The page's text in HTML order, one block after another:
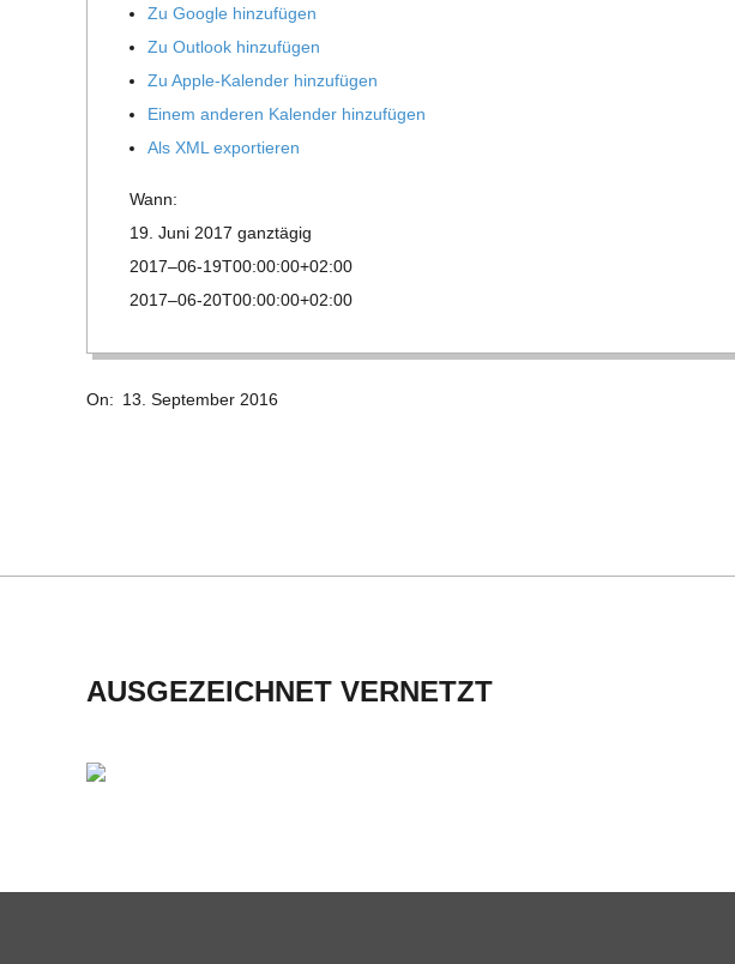
G
O
D
S
I
D
-
Zu Google hinzufügen
Zu Out­look hinzufügen
Zu Apple-Kalen­der hinzufügen
Einem ande­ren Kalen­der hinzufügen
Als XML exportieren
Wann:
19. Juni 2017 ganz­tä­gig
2017–06-19T00:00:00+02:00
2017–06-20T00:00:00+02:00
09-
On: 13. September 2016
AUSGEZEICHNET VERNETZT